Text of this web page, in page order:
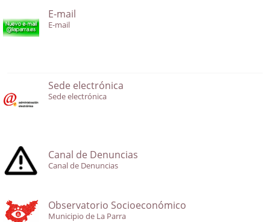
E-mail
E-mail
Sede electrónica
Sede electrónica
Canal de Denuncias
Canal de Denuncias
Observatorio Socioeconómico
Municipio de La Parra